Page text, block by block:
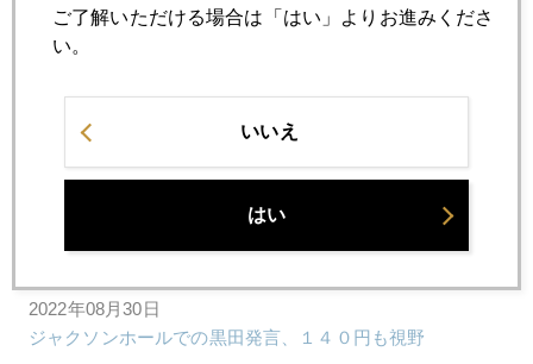
2022年
1月
ジャクソンホールと「おかえり園田くん」
2022年08月30日
ジャクソンホールでの黒田発言、１４０円も視野
ご了解いただける場合は「はい」よりお進みくださ
い。
いいえ
はい